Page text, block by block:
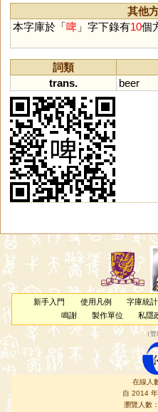
其他
本字庫於「啤」字下錄有10個
詞類
trans.
beer
新手入門 使用凡例 字庫統計
鳴謝
製作單位 私隱
（管
在線人
自 2014
瀏覽人數